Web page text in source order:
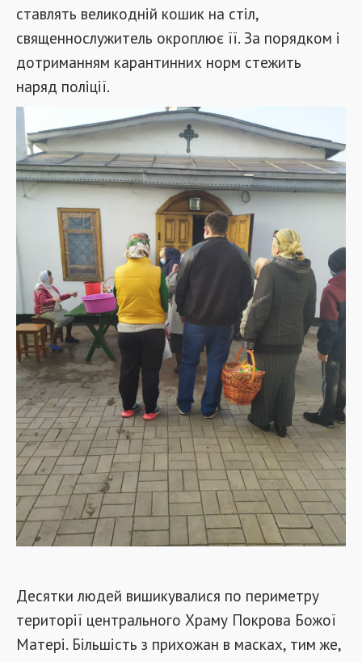
ставлять великодній кошик на стіл,
священнослужитель окроплює її. За порядком і
дотриманням карантинних норм стежить
наряд поліції.
Десятки людей вишикувалися по периметру
території центрального Храму Покрова Божої
Матері. Більшість з прихожан в масках, тим же,